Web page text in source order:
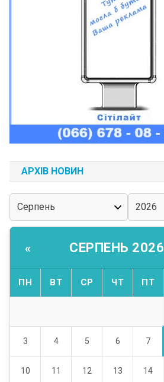
АРХІВ НОВИН
« СЕРПЕНЬ 2026
ПН ВТ СР ЧТ ПТ
3 4 5 6 7
10 11 12 13 14